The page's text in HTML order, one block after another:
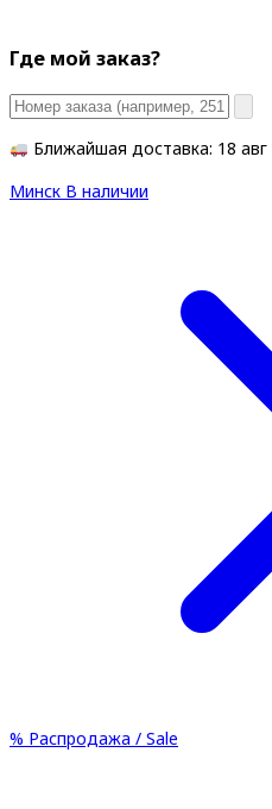
Где мой заказ?
Ближайшая доставка: 18 авг
Минск В наличии
% Распродажа / Sale